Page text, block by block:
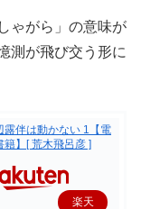
ゃがら」の意味が
測が飛び交う形に
露伴は動かない 1【電
籍】[ 荒木飛呂彦 ]
楽天